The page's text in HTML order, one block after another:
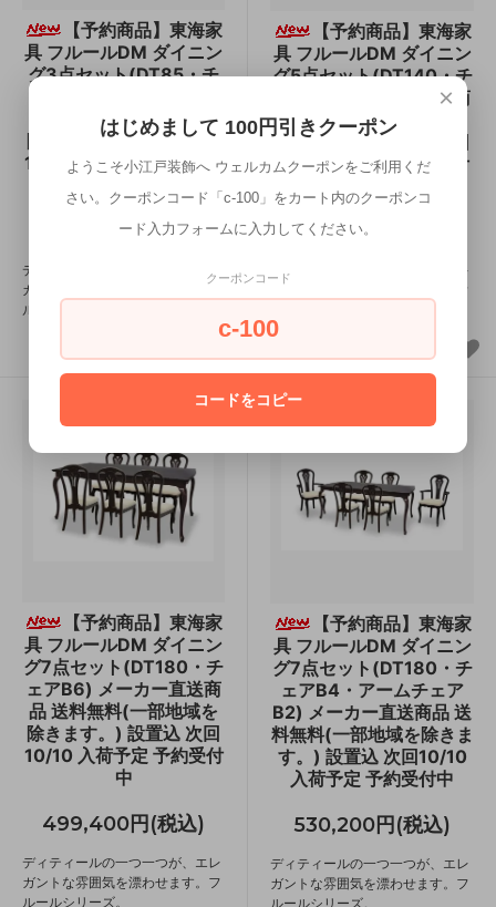
【予約商品】東海家
具 フルールDM ダイニン
グ3点セット(DT85・チ
品 送料無料(一部地域を
除きます。) 設置込 次回
10/10 入荷予定 予約受付
190,300円(税込)
ディティールの一つ一つが、エレ
ガントな雰囲気を漂わせます。フ
ルールシリーズ。
【予約商品】東海家
具 フルールDM ダイニン
グ5点セット(DT140・チ
ェアB4) メーカー直送商
品 送料無料(一部地域を
除きます。) 設置込 次回
10/10入荷予定 予約受付
365,200円(税込)
ディティールの一つ一つが、エレ
ガントな雰囲気を漂わせます。フ
【予約商品】東海家
具 フルールDM ダイニン
グ7点セット(DT180・チ
ェアB6) メーカー直送商
品 送料無料(一部地域を
除きます。) 設置込 次回
10/10 入荷予定 予約受付
中
499,400円(税込)
ディティールの一つ一つが、エレ
ガントな雰囲気を漂わせます。フ
ルールシリーズ。
【予約商品】東海家
具 フルールDM ダイニン
グ7点セット(DT180・チ
ェアB4・アームチェア
B2) メーカー直送商品 送
料無料(一部地域を除きま
す。) 設置込 次回10/10
入荷予定 予約受付中
530,200円(税込)
ディティールの一つ一つが、エレ
ガントな雰囲気を漂わせます。フ
ルールシリーズ。
×
はじめまして 100円引きクーポン
ようこそ小江戸装飾へ ウェルカムクーポンをご利用くだ
さい。クーポンコード「c-100」をカート内のクーポンコ
ード入力フォームに入力してください。
クーポンコード
c-100
コードをコピー